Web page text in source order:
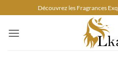
au
contenu
Découvrez les Fragrances